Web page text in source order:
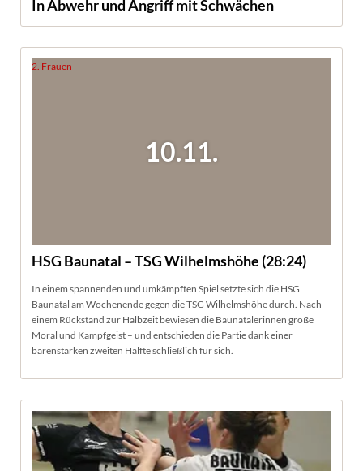
In Abwehr und Angriff mit Schwächen
10.11.
2. Frauen
HSG Baunatal – TSG Wilhelmshöhe (28:24)
In einem spannenden und umkämpften Spiel setzte sich die HSG
Baunatal am Wochenende gegen dieTSG Wilhelmshöhedurch. Nach
einem Rückstand zur Halbzeit bewiesen die Baunatalerinnen große
Moral und Kampfgeist – und entschieden die Partie dank einer
bärenstarken zweiten Hälfte schließlich für sich